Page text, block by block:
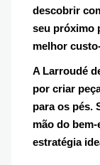
descobrir
seu próximo
melhor
A Larroudé
por criar
para os pés.
mão do
estratégia